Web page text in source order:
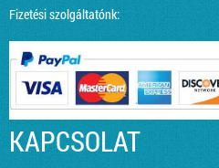
Fizetési szolgáltatónk:
KAPCSOLAT